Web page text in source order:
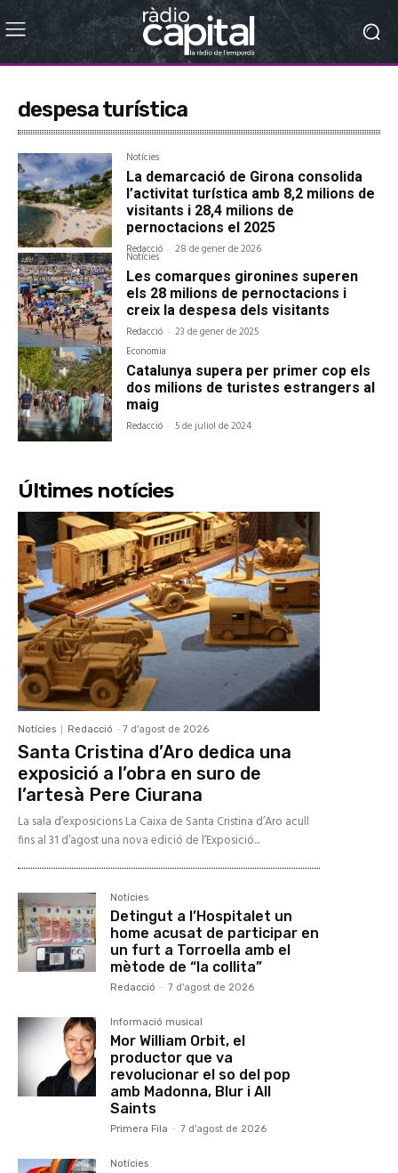
despesa turística
Notícies
La demarcació de Girona consolida
l’activitat turística amb 8,2 milions de
visitants i 28,4 milions de
pernoctacions el 2025
Redacció - 28 de gener de 2026
Notícies
Les comarques gironines superen
els 28 milions de pernoctacions i
creix la despesa dels visitants
Redacció - 23 de gener de 2025
Economia
Catalunya supera per primer cop els
dos milions de turistes estrangers al
maig
Redacció - 5 de juliol de 2024
Últimes notícies
Notícies Redacció - 7 d'agost de 2026
Santa Cristina d’Aro dedica una
exposició a l’obra en suro de
l’artesà Pere Ciurana
La sala d’exposicions La Caixa de Santa Cristina d’Aro acull
fins al 31 d’agost una nova edició de l’Exposició...
Notícies
Detingut a l’Hospitalet un
home acusat de participar en
un furt a Torroella amb el
mètode de “la collita”
Redacció - 7 d'agost de 2026
Informació musical
Mor William Orbit, el
productor que va
revolucionar el so del pop
amb Madonna, Blur i All
Saints
Primera Fila - 7 d'agost de 2026
Notícies